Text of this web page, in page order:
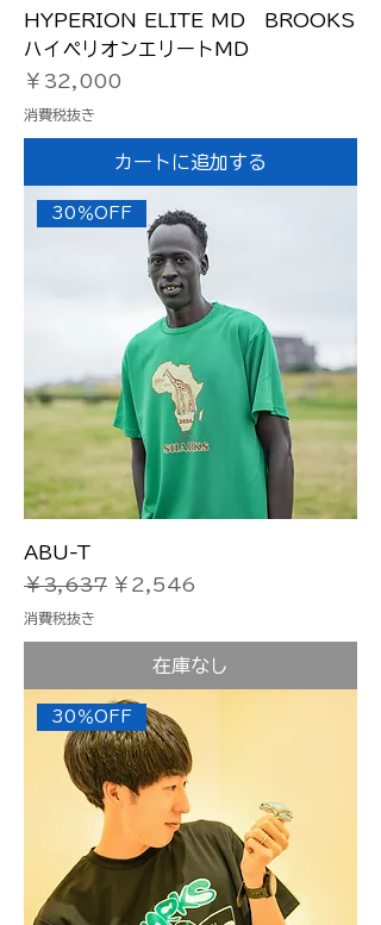
HYPERION ELITE MD BROOKS
ハイペリオンエリートMD
価格
￥32,000
消費税抜き
カートに追加する
30％OFF
ABU-T
通常価格
￥3,637 セール価格
￥2,546
消費税抜き
在庫なし
30％OFF